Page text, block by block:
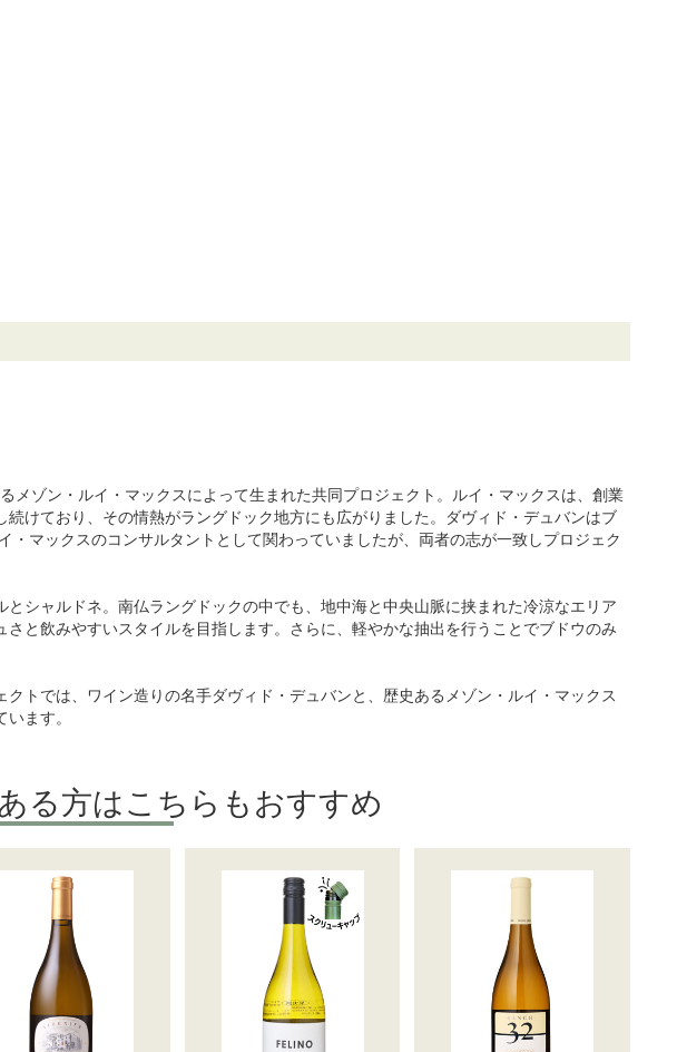
ゾン・ルイ・マックスによって生まれた共同プロジェクト。ルイ・マックスは、創業
けており、その情熱がラングドック地方にも広がりました。ダヴィド・デュバンはブ
マックスのコンサルタントとして関わっていましたが、両者の志が一致しプロジェク
シャルドネ。南仏ラングドックの中でも、地中海と中央山脈に挟まれた冷涼なエリア
と飲みやすいスタイルを目指します。さらに、軽やかな抽出を行うことでブドウのみ
トでは、ワイン造りの名手ダヴィド・デュバンと、歴史あるメゾン・ルイ・マックス
ます。
る方はこちらもおすすめ